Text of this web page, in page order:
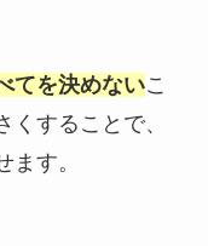
てを決めないこ
くすることで、
す。